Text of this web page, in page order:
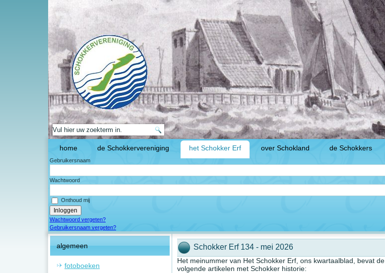
home de Schokkervereniging het Schokker Erf over Schokland de Schokkers
Gebruikersnaam
Wachtwoord
Onthoud mij
Wachtwoord vergeten?
Gebruikersnaam vergeten?
algemeen
fotoboeken
Schokker Erf 134 - mei 2026
Het meinummer van Het Schokker Erf, ons kwartaalblad, bevat de
volgende artikelen met Schokker historie: